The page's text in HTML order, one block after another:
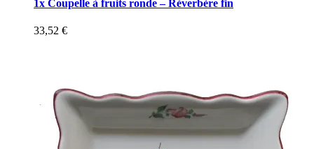
1x Coupelle à fruits ronde – Réverbère fin
33,52 €